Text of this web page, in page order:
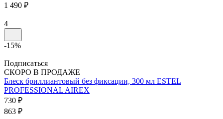
1 490 ₽
4
-15%
Подписаться
СКОРО В ПРОДАЖЕ
Блеск бриллиантовый без фиксации, 300 мл ESTEL
PROFESSIONAL AIREX
730 ₽
863 ₽